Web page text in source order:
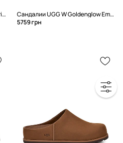
Замшевые кроссовки UGG M Heritage Utility Sneaker Knoll
Сандалии UGG W Goldenglow Embossed
5759 грн